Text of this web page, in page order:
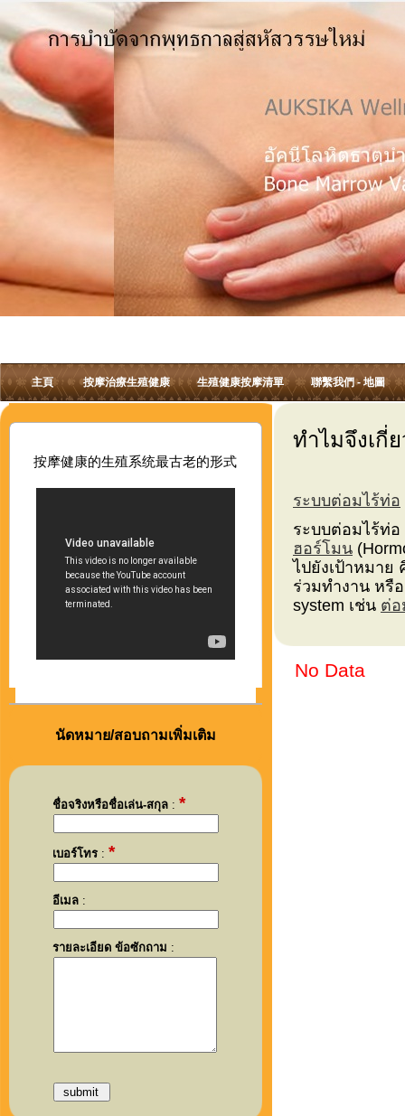
主頁 按摩治療生殖健康 生殖健康按摩清單 聯繫我們 - 地圖
按摩健康的生殖系统最古老的形式
นัดหมาย/สอบถามเพิ่มเติม
ชื่อจริงหรือชื่อเล่น-สกุล :*
เบอร์โทร :*
อีเมล :
รายละเอียด ข้อซักถาม :
ทำไมจึงเกี่
ระบบต่อมไร้ท่อ
ระบบต่อมไร้ท่อ
ฮอร์โมน
ไปยังเป้าหมาย
ร่วมทำงาน หรื
system เช่น ต่อ
No Data